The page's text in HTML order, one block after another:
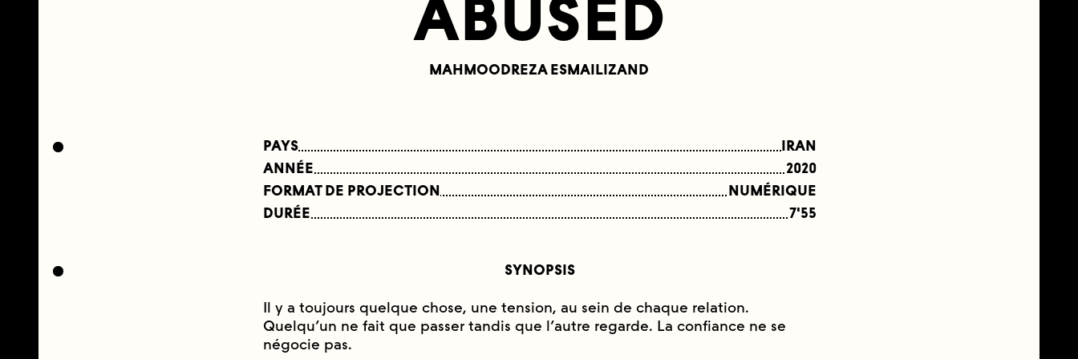
ABUSED
MAHMOODREZA ESMAILIZAND
PAYS
IRAN
ANNÉE
2020
FORMAT DE PROJECTION
NUMÉRIQUE
DURÉE
7'55
SYNOPSIS
Il y a toujours quelque chose, une tension, au sein de chaque relation.
Quelqu’un ne fait que passer tandis que l’autre regarde. La confiance ne se
négocie pas.